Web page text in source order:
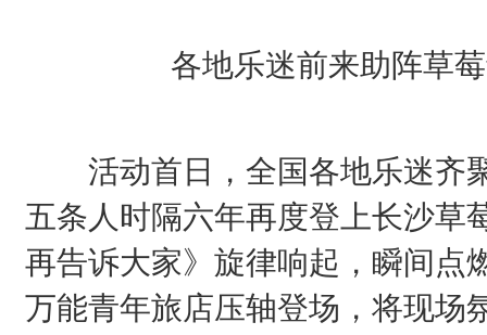
各地乐迷前来助阵草
活动首日，全国各地乐迷齐
五条人时隔六年再度登上长沙草
再告诉大家》旋律响起，瞬间点
万能青年旅店压轴登场，将现场